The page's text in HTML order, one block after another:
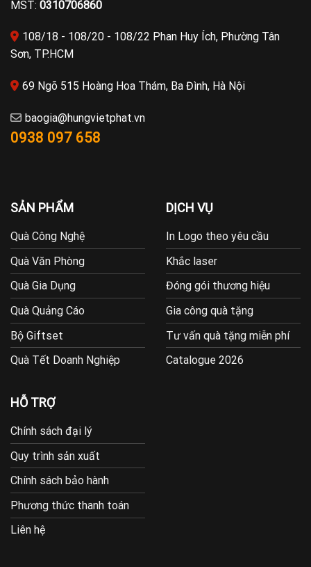
MST: 0310706860
108/18 - 108/20 - 108/22 Phan Huy Ích, Phường Tân
Sơn, TP.HCM
69 Ngõ 515 Hoàng Hoa Thám, Ba Đình, Hà Nội
baogia@hungvietphat.vn
0938 097 658
SẢN PHẨM
Quà Công Nghệ
Quà Văn Phòng
Quà Gia Dụng
Quà Quảng Cáo
Bộ Giftset
Quà Tết Doanh Nghiệp
DỊCH VỤ
In Logo theo yêu cầu
Khắc laser
Đóng gói thương hiệu
Gia công quà tặng
Tư vấn quà tặng miễn phí
Catalogue 2026
HỖ TRỢ
Chính sách đại lý
Quy trình sản xuất
Chính sách bảo hành
Phương thức thanh toán
Liên hệ